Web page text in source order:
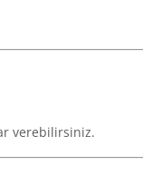
verebilirsiniz.